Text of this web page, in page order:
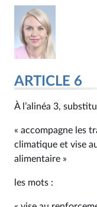
ARTICLE 6
À l’alinéa 3,
« accompagne les
climatique et vise
alimentaire »
les mots :